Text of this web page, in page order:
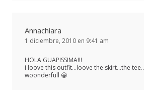
Annachiara
1 diciembre, 2010 en 9:41 am
HOLA GUAPISSIMA!!!
i loove this outfit…loove the skirt…the
woonderfull 😀